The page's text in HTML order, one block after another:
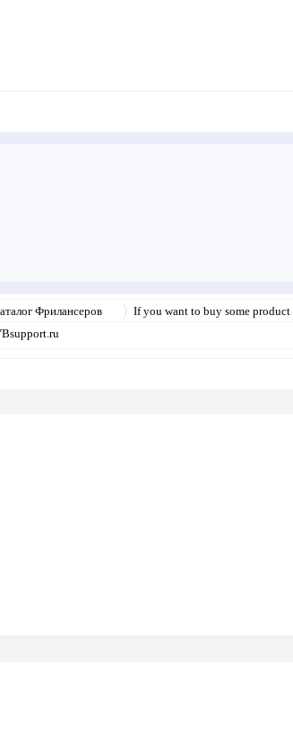
Фрилансеров If you want to buy some product